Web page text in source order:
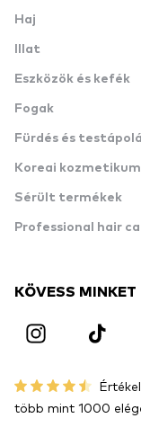
Haj
Illat
Eszközök és kefék
Fogak
Fürdés és
Koreai
Sérült termékek
Professional hair
KÖVESS MINKET
több mint 1000